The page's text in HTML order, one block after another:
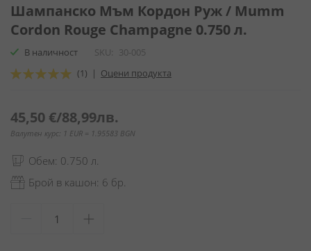
към
началото
на
галерия
снимки
Шампанско Мъм Кордон Руж / Mumm
Cordon Rouge Champagne 0.750 л.
В наличност SKU
30-005
Оценка:
(1) | Оцени продукта
45,50 €/88,99лв.
Валутен курс: 1 EUR = 1.95583 BGN
Обем: 0.750 л.
Брой в кашон: 6 бр.